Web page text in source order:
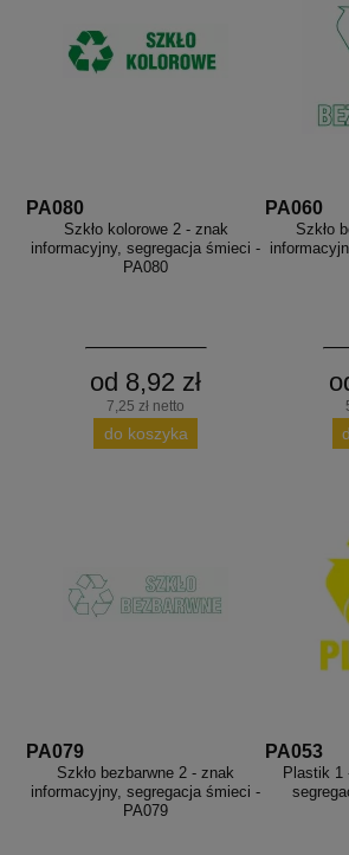
PA080
Szkło kolorowe 2 - znak
informacyjny, segregacja śmieci -
PA080
od 8,92 zł
7,25 zł netto
do koszyka
PA060
Szkło
PA079
Szkło bezbarwne 2 - znak
informacyjny, segregacja śmieci -
PA079
PA053
Plastik 1